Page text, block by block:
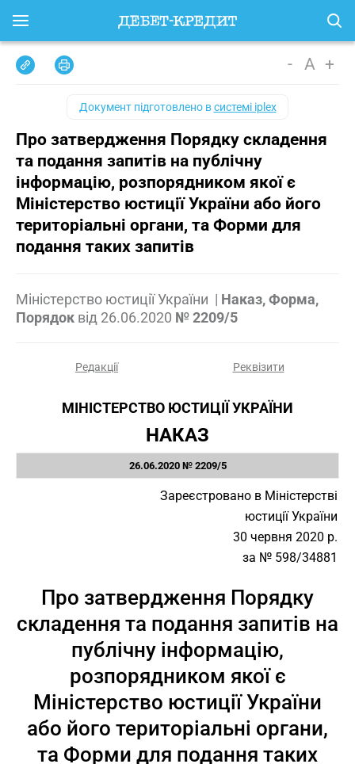
- A +
Документ підготовлено всистемі iplex
Про затвердження Порядку складення
та подання запитів на публічну
інформацію, розпорядником якої є
Міністерство юстиції України або його
територіальні органи, та Форми для
подання таких запитів
Міністерство юстиції України | Наказ, Форма,
Порядок від 26.06.2020 № 2209/5
Редакції Реквізити
МІНІСТЕРСТВО ЮСТИЦІЇ УКРАЇНИ
НАКАЗ
26.06.2020 № 2209/5
Зареєстровано в Міністерстві
юстиції України
30 червня 2020 р.
за № 598/34881
Про затвердження Порядку
складення та подання запитів на
публічну інформацію,
розпорядником якої є
Міністерство юстиції України
або його територіальні органи,
та Форми для подання таких